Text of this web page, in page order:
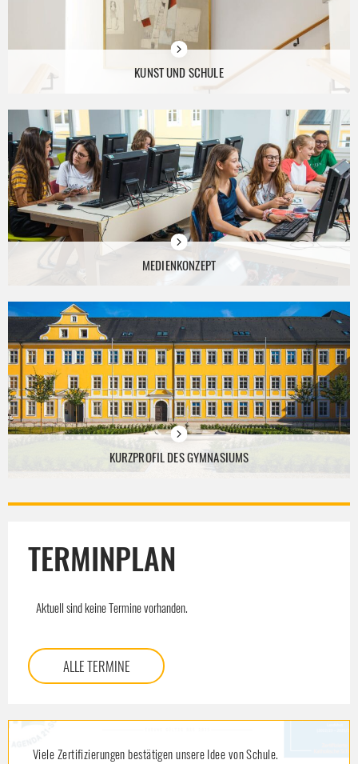
KUNST UND SCHULE
MEDIENKONZEPT
KURZPROFIL DES GYMNASIUMS
TERMINPLAN
Aktuell sind keine Termine vorhanden.
ALLE TERMINE
Viele Zertifizierungen bestätigen unsere Idee von Schule.